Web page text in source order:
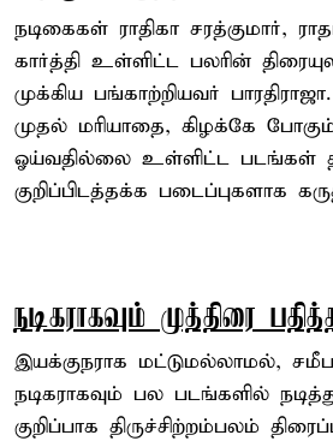
நடிகைகள் ராதிகா சரத்குமார்,
கார்த்தி உள்ளிட்ட பலரின்
முக்கிய பங்காற்றியவர்
முதல் மரியாதை, கிழக்கே
ஓய்வதில்லை உள்ளிட்ட படங்கள்
குறிப்பிடத்தக்க படைப்புகளாக
நடிகராகவும் முத்திரை
இயக்குநராக மட்டுமல்லாமல்,
நடிகராகவும் பல படங்களில்
குறிப்பாக திருச்சிற்றம்பலம்